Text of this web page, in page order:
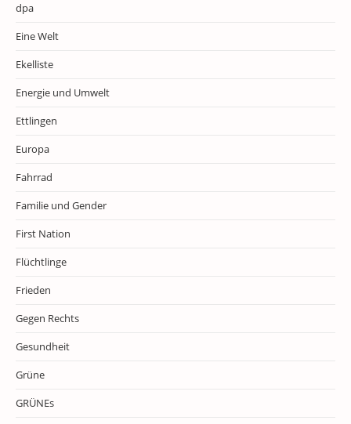
dpa
Eine Welt
Ekelliste
Energie und Umwelt
Ettlingen
Europa
Fahrrad
Familie und Gender
First Nation
Flüchtlinge
Frieden
Gegen Rechts
Gesundheit
Grüne
GRÜNEs